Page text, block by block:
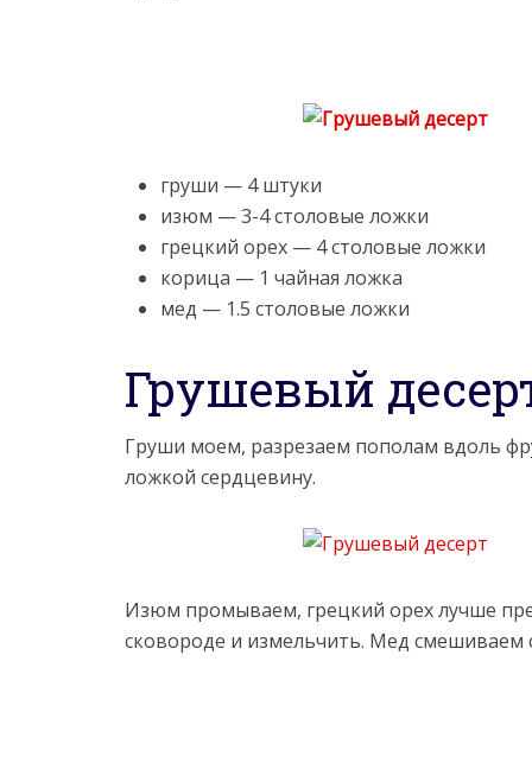
груши — 4 штуки
изюм — 3-4 столовые ложки
грецкий орех — 4 столовые ложки
корица — 1 чайная ложка
мед — 1.5 столовые ложки
Грушевый
Груши моем, разрезаем пополам вдоль
ложкой сердцевину.
Изюм промываем, грецкий орех лучше
сковороде и измельчить. Мед